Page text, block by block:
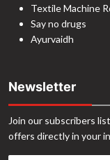
Textile Machine
Say no drugs
Ayurvaidh
Newsletter
Join our subscribers
offers directly in your